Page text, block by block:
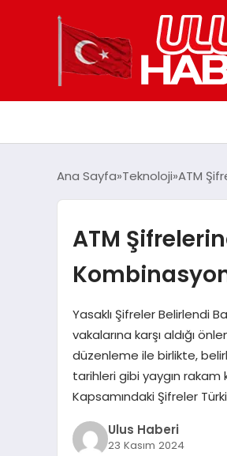
Ana Sayfa Teknoloji ATM
ATM
Yasaklı Şifreler Belirlendi
vakalarına karşı aldığı
düzenleme ile birlikte,
tarihleri gibi yaygın
Kapsamındaki Şifreler
Ulus Haberi
23 Kasım 2024